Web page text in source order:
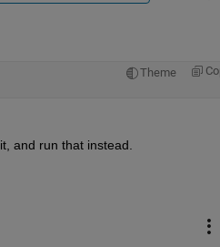
Theme
and run that instead.